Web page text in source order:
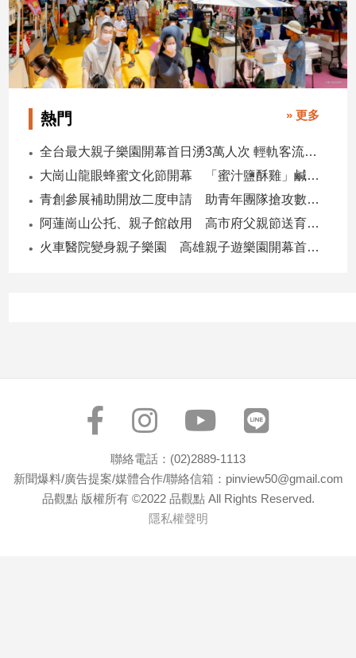
熱門 » 更多
全台最大親子樂園開幕首日湧3萬人次 輕軌客流增20倍
大崗山龍眼蜂蜜文化節開幕 「蜜汁鹽酥雞」鹹甜跨界搶話題
青創參展補助開放二度申請 助青年團隊搶攻數位轉型商機
阿蓮崗山公托、親子館啟用 高市府父親節送育兒暖禮
火車醫院變身親子樂園 高雄親子遊樂園開幕首日爆棚
聯絡電話：(02)2889-1113
新聞爆料/廣告提案/媒體合作/聯絡信箱：pinview50@gmail.com
品觀點 版權所有 ©2022 品觀點 All Rights Reserved.
隱私權聲明